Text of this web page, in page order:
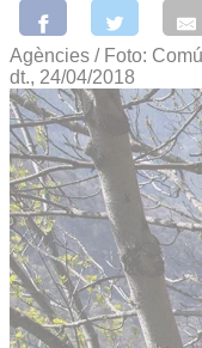
Agències / Foto:
dt., 24/04/2018